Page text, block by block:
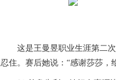
这是王曼昱职业生涯第二
忍住。赛后她说：“感谢莎莎，